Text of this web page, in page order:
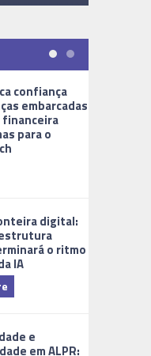
confiança
embarcadas
para o
digital:
o ritmo
IA
e
em ALPR: